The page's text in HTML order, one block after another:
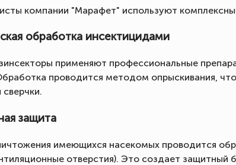
компании "Марафет" используют
обработка инсектицидами
применяют профессиональные
проводится методом опрыскивания,
сверчки.
защита
имеющихся насекомых проводится
отверстия). Это создает защитный